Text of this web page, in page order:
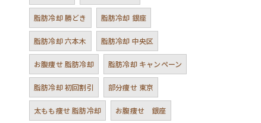
脂肪冷却 勝どき 脂肪冷却 銀座
脂肪冷却 六本木 脂肪冷却 中央区
お腹痩せ 脂肪冷却 脂肪冷却 キャンペーン
脂肪冷却 初回割引 部分痩せ 東京
太もも痩せ 脂肪冷却 お腹痩せ 銀座